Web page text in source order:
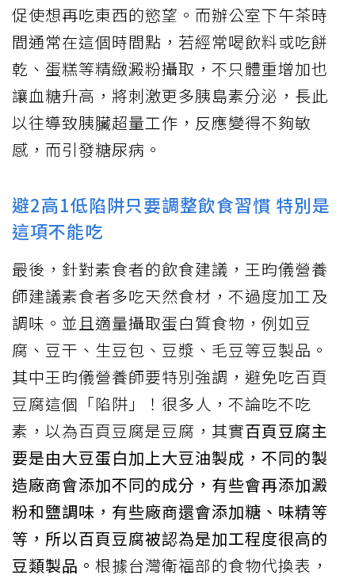
促使想再吃東西的慾望。而辦公室下午茶時
間通常在這個時間點，若經常喝飲料或吃餅
乾、蛋糕等精緻澱粉攝取，不只體重增加也
讓血糖升高，將刺激更多胰島素分泌，長此
以往導致胰臟超量工作，反應變得不夠敏
感，而引發糖尿病。
避2高1低陷阱只要調整飲食習慣 特別是
這項不能吃
最後，針對素食者的飲食建議，王昀儀營養
師建議素食者多吃天然食材，不過度加工及
調味。並且適量攝取蛋白質食物，例如豆
腐、豆干、生豆包、豆漿、毛豆等豆製品。
其中王昀儀營養師要特別強調，避免吃百頁
豆腐這個「陷阱」！很多人，不論吃不吃
素，以為百頁豆腐是豆腐，其實百頁豆腐主
要是由大豆蛋白加上大豆油製成，不同的製
造廠商會添加不同的成分，有些會再添加澱
粉和鹽調味，有些廠商還會添加糖、味精等
等，所以百頁豆腐被認為是加工程度很高的
豆類製品。 根據台灣衛福部的食物代換表，